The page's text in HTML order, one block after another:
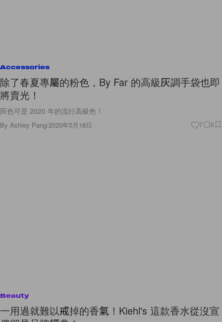
除了春夏專屬的粉色，By Far 的高級灰調手袋也即
將賣光！
灰色可是 2020 年的流行高級色！
ByAshley Pang /2020年5月18日
一用過就難以戒掉的香氣！Kiehl's 這款香水從沒宣
傳卻是品牌經典！